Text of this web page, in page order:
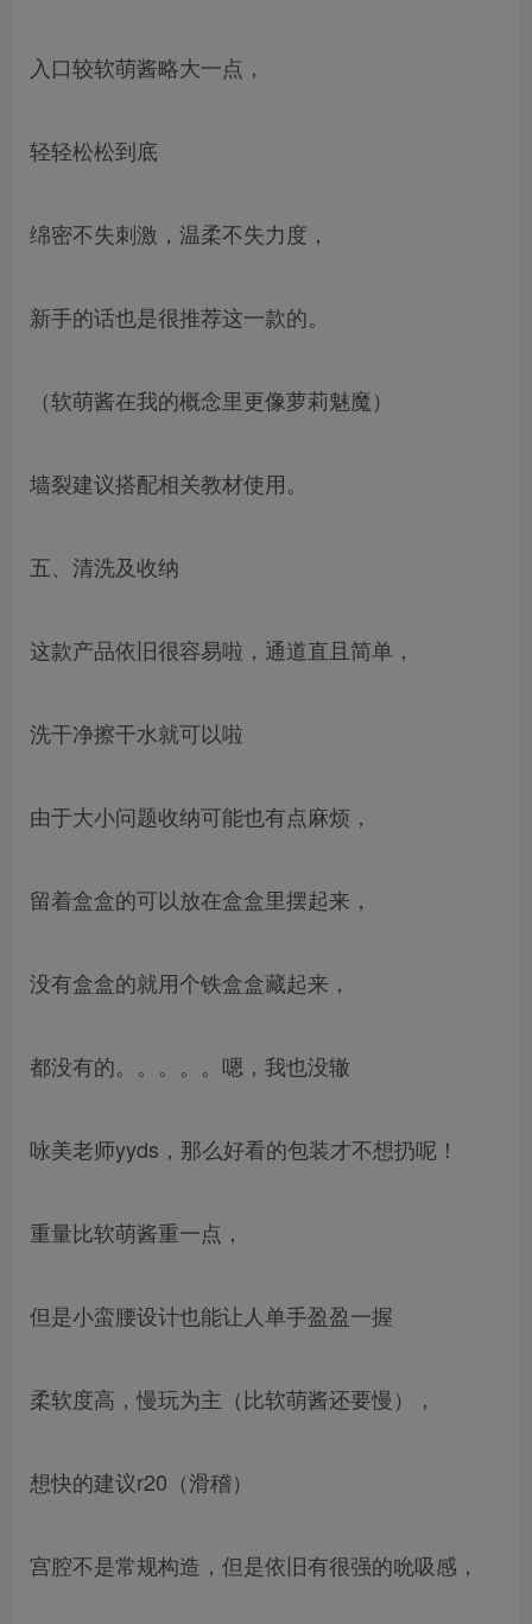
入口较软萌酱略大一点，
轻轻松松到底
绵密不失刺激，温柔不失力度，
新手的话也是很推荐这一款的。
（软萌酱在我的概念里更像萝莉魅魔）
墙裂建议搭配相关教材使用。
五、清洗及收纳
这款产品依旧很容易啦，通道直且简单，
洗干净擦干水就可以啦
由于大小问题收纳可能也有点麻烦，
留着盒盒的可以放在盒盒里摆起来，
没有盒盒的就用个铁盒盒藏起来，
都没有的。。。。。嗯，我也没辙
咏美老师yyds，那么好看的包装才不想扔呢！
重量比软萌酱重一点，
但是小蛮腰设计也能让人单手盈盈一握
柔软度高，慢玩为主（比软萌酱还要慢），
想快的建议r20（滑稽）
宫腔不是常规构造，但是依旧有很强的吮吸感，